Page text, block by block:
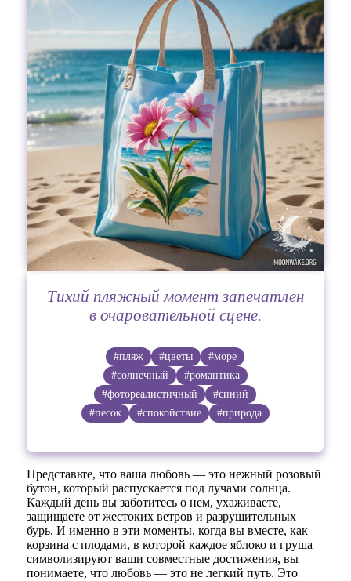
Тихий пляжный момент запечатлен
в очаровательной сцене.
#пляж #цветы
#море
#солнечный
#романтика
#фотореалистичный
#синий
#песок
#спокойствие #природа
Представьте, что ваша любовь — это нежный розовый
бутон, который распускается под лучами солнца.
Каждый день вы заботитесь о нем, ухаживаете,
защищаете от жестоких ветров и разрушительных
бурь. И именно в эти моменты, когда вы вместе, как
корзина с плодами, в которой каждое яблоко и груша
символизируют ваши совместные достижения, вы
понимаете, что любовь — это не легкий путь. Это